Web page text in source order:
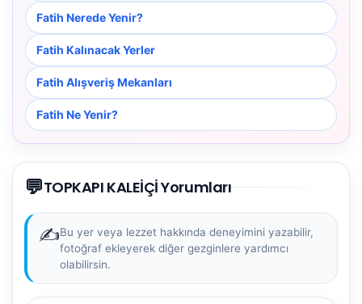
Fatih Nerede Yenir?
Fatih Kalınacak Yerler
Fatih Alışveriş Mekanları
Fatih Ne Yenir?
💬TOPKAPI KALEİÇİ Yorumları
✍️Bu yer veya lezzet hakkında deneyimini yazabilir,
fotoğraf ekleyerek diğer gezginlere yardımcı
olabilirsin.